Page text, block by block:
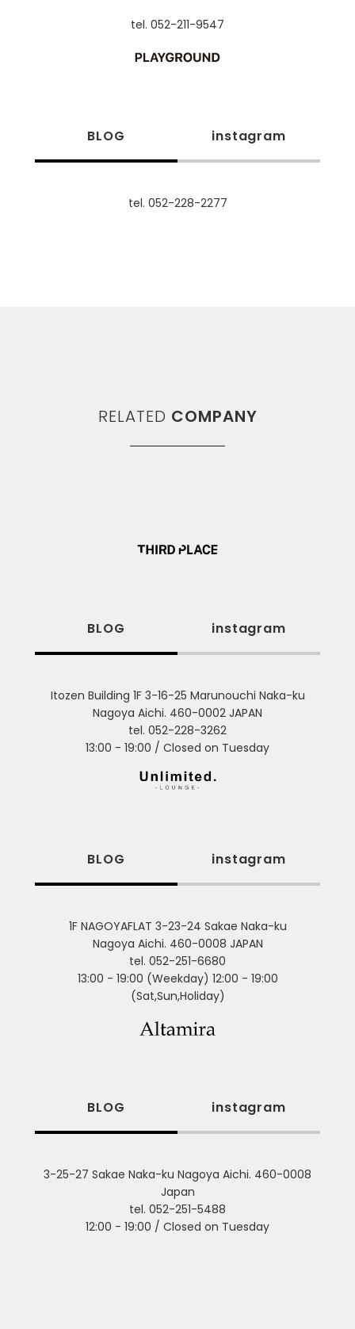
tel. 052-211-9547
BLOG instagram
tel. 052-228-2277
RELATED COMPANY
BLOG instagram
Itozen Building 1F 3-16-25 Marunouchi Naka-ku
Nagoya Aichi. 460-0002 JAPAN
tel. 052-228-3262
13:00 - 19:00 / Closed on Tuesday
BLOG instagram
1F NAGOYAFLAT 3-23-24 Sakae Naka-ku
Nagoya Aichi. 460-0008 JAPAN
tel. 052-251-6680
13:00 - 19:00 (Weekday) 12:00 - 19:00
(Sat,Sun,Holiday)
BLOG instagram
3-25-27 Sakae Naka-ku Nagoya Aichi. 460-0008
Japan
tel. 052-251-5488
12:00 - 19:00 / Closed on Tuesday